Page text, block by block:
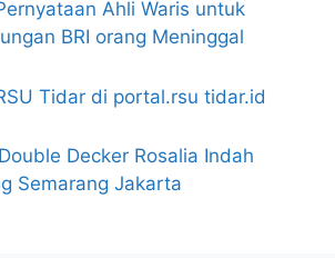
Ahli Waris untuk
BRI orang Meninggal
Tidar di portal.rsu tidar.id
Decker Rosalia Indah
Semarang Jakarta